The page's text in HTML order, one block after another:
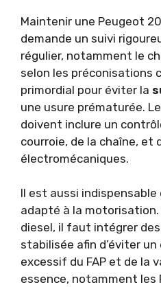
Maintenir une Peugeot
demande un suivi
régulier, notamment le
selon les préconisations
primordial pour éviter la
une usure prématurée.
doivent inclure un
courroie, de la chaîne, et
électromécaniques.
Il est aussi indispensable
adapté à la
diesel, il faut intégrer
stabilisée afin d’éviter
excessif du FAP et de la
essence, notamment les